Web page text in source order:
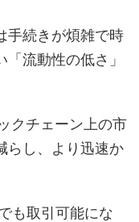
手続きが煩雑で時
流動性の低さ」
クチェーン上の市
らし、より迅速か
も取引可能にな